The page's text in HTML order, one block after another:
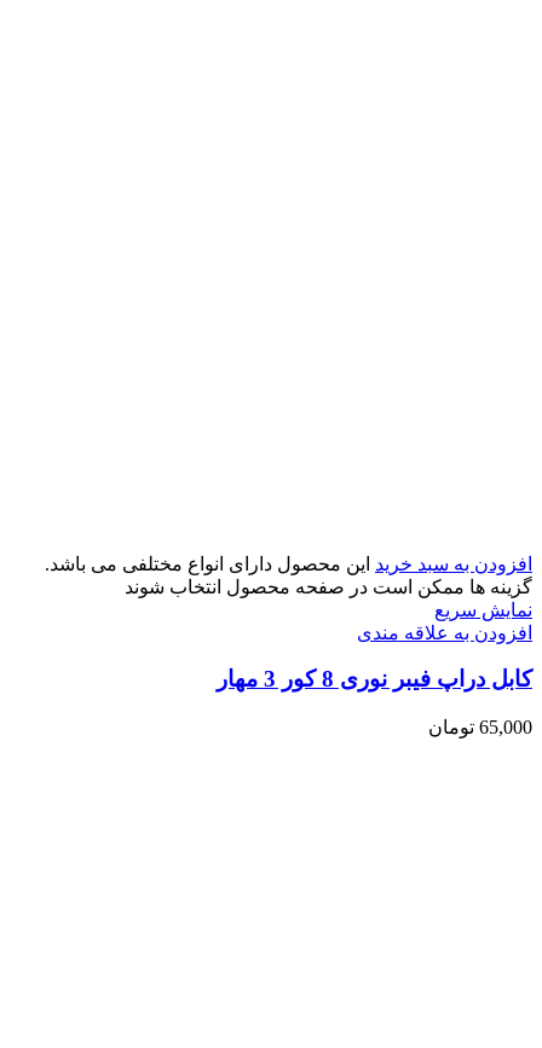
افزودن به سبد خرید این محصول دارای انواع مختلفی می باشد.
گزینه ها ممکن است در صفحه محصول انتخاب شوند
نمایش سریع
افزودن به علاقه مندی
کابل دراپ فیبر نوری 8 کور 3 مهار
65,000 تومان